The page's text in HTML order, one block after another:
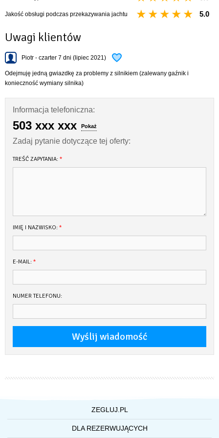
relingi
instalacja wodna (woda pitna i zaburtowa)
kabina WC + WC chemiczne
patelnia
Ilość koi 6+2
Długość całkowita 9,44 m
Długość kadłuba 8,45 m
Wysokość wnętrza 1,85 m
Powierzchnia żagli 39 m2
Jakość obsługi podczas przekazywania jachtu 5.0
Uwagi klientów
Piotr - czarter 7 dni (lipiec 2021)
Odejmuję jedną gwiazdkę za problemy z silnikiem (zalewany gaźnik i
konieczność wymiany silnika)
Informacja telefoniczna:
503 xxx xxx Pokaż
Zadaj pytanie dotyczące tej oferty:
TREŚĆ ZAPYTANIA: *
IMIĘ I NAZWISKO: *
E-MAIL: *
NUMER TELEFONU:
ZEGLUJ.PL
O NAS
DLA REZERWUJĄCYCH